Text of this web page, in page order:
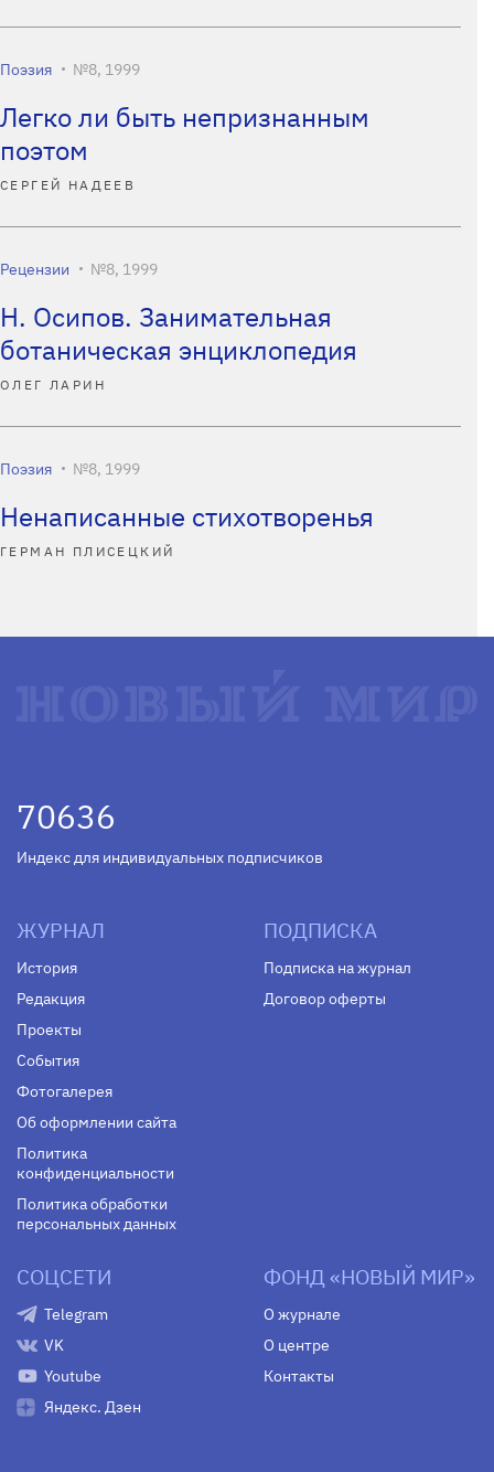
Поэзия №8, 1999
Легко ли быть непризнанным
поэтом
СЕРГЕЙ НАДЕЕВ
Рецензии №8, 1999
Н. Осипов. Занимательная
ботаническая энциклопедия
ОЛЕГ ЛАРИН
Поэзия №8, 1999
Ненаписанные стихотворенья
ГЕРМАН ПЛИСЕЦКИЙ
70636
Индекс для индивидуальных подписчиков
ЖУРНАЛ
История
Редакция
Проекты
События
Фотогалерея
Об оформлении сайта
Политика
конфиденциальности
Политика обработки
персональных данных
ПОДПИСКА
Подписка на журнал
Договор оферты
СОЦСЕТИ
Telegram
VK
Youtube
Яндекс. Дзен
ФОНД «НОВЫЙ МИР»
О журнале
О центре
Контакты